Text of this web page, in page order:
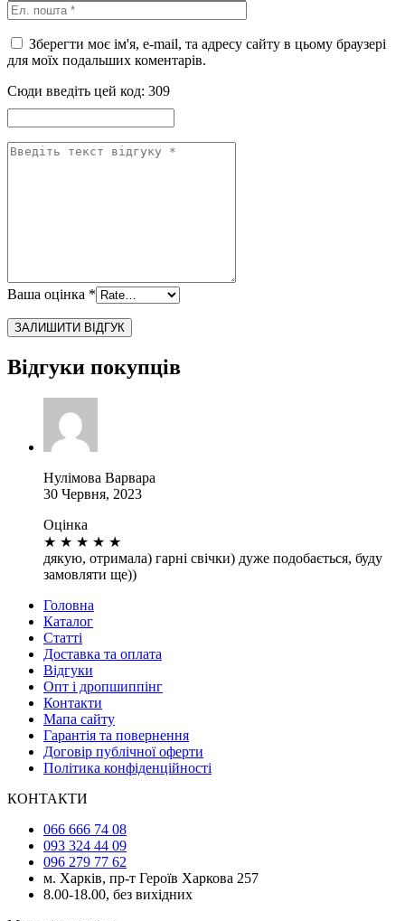
Зберегти моє ім'я, e-mail, та адресу сайту в цьому браузері
для моїх подальших коментарів.
Сюди введіть цей код: 309
Ваша оцінка *
Відгуки покупців
Нулімова Варвара
30 Червня, 2023
Оцінка
★ ★ ★ ★ ★
дякую, отримала) гарні свічки) дуже подобається, буду
замовляти ще))
Головна
Каталог
Статті
Доставка та оплата
Відгуки
Опт і дропшиппінг
Контакти
Мапа сайту
Гарантія та повернення
Договір публічної оферти
Політика конфіденційності
КОНТАКТИ
066 666 74 08
093 324 44 09
096 279 77 62
м. Харків, пр-т Героїв Харкова 257
8.00-18.00, без вихідних